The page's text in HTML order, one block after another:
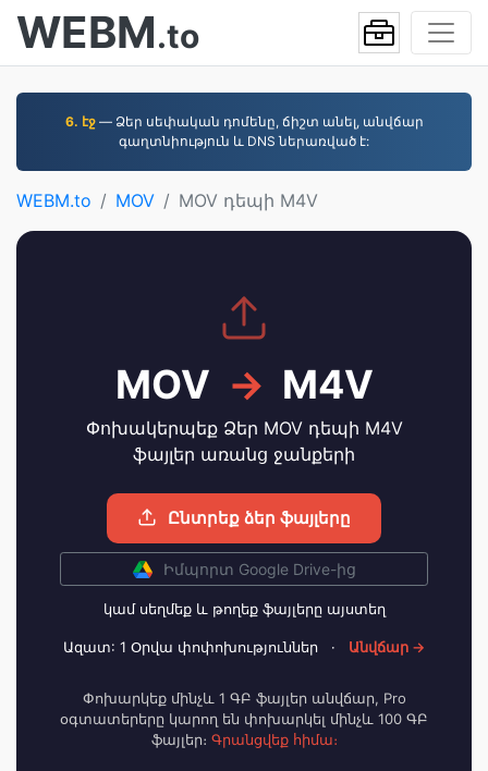
WEBM.to
6. էջ— Ձեր սեփական դոմենը, ճիշտ անել, անվճար
գաղտնիություն և DNS ներառված է:
WEBM.to MOV MOV դեպի M4V
MOV → M4V
Փոխակերպեք Ձեր MOV դեպի M4V
ֆայլեր առանց ջանքերի
Ընտրեք ձեր ֆայլերը
Իմպորտ Google Drive-ից
կամ սեղմեք և թողեք ֆայլերը այստեղ
Ազատ: 1 Օրվա փոփոխություններ · Անվճար →
Փոխարկեք մինչև 1 ԳԲ ֆայլեր անվճար, Pro
օգտատերերը կարող են փոխարկել մինչև 100 ԳԲ
ֆայլեր։ Գրանցվեք հիմա։